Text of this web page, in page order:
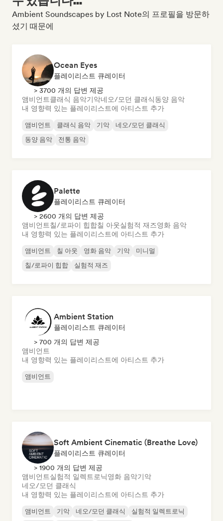
Ambient Soundscapes by Lost Note의 프로필을 방문하
셨기 때문에
Ocean Eyes
플레이리스트 큐레이터
> 3700 개의 답변 제공
앰비언트클래식 음악기악네오/모던 클래식동양 음악
내 영향력 있는 플레이리스트에 아티스트 추가
앰비언트 클래식 음악 기악
네오/모던 클래식
동양 음악
전통 음악
Palette
플레이리스트 큐레이터
> 2600 개의 답변 제공
앰비언트칠/로파이 힙합칠 아웃실험적 재즈영화 음악
내 영향력 있는 플레이리스트에 아티스트 추가
앰비언트 칠 아웃 영화 음악 기악
미니멀
칠/로파이 힙합
실험적 재즈
Ambient Station
플레이리스트 큐레이터
> 700 개의 답변 제공
앰비언트
내 영향력 있는 플레이리스트에 아티스트 추가
앰비언트
Soft Ambient Cinematic (Breathe Love)
플레이리스트 큐레이터
> 1900 개의 답변 제공
앰비언트실험적 일렉트로닉영화 음악기악
네오/모던 클래식
내 영향력 있는 플레이리스트에 아티스트 추가
앰비언트 기악 네오/모던 클래식
실험적 일렉트로닉